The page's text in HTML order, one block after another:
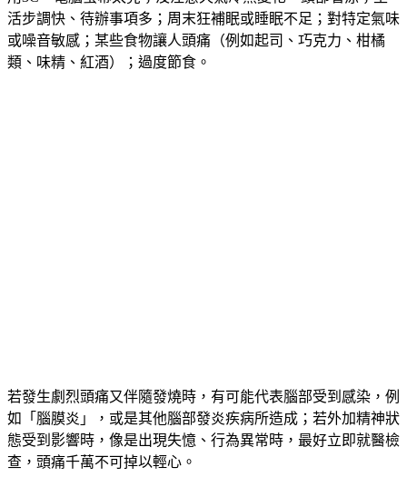
活步調快、待辦事項多；周末狂補眠或睡眠不足；對特定氣味
或噪音敏感；某些食物讓人頭痛（例如起司、巧克力、柑橘
類、味精、紅酒）；過度節食。
若發生劇烈頭痛又伴隨發燒時，有可能代表腦部受到感染，例
如「腦膜炎」，或是其他腦部發炎疾病所造成；若外加精神狀
態受到影響時，像是出現失憶、行為異常時，最好立即就醫檢
查，頭痛千萬不可掉以輕心。